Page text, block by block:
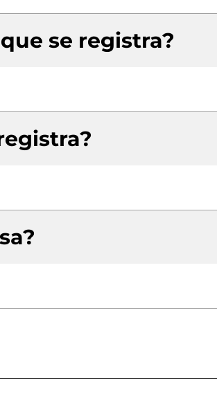
se registra?